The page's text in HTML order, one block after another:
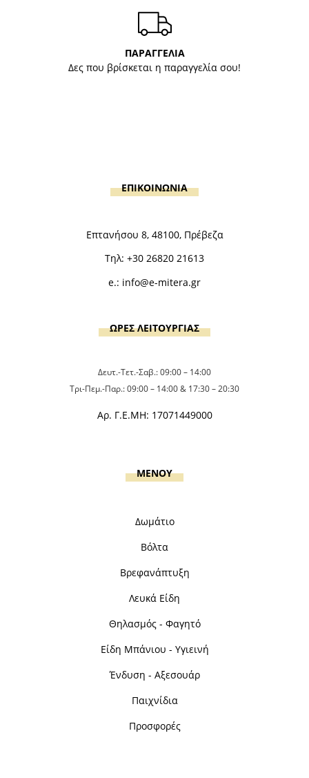
ΠΑΡΑΓΓΕΛΙΑ
Δες που βρίσκεται η παραγγελία σου!
ΕΠΙΚΟΙΝΩΝΙΑ
Επτανήσου 8, 48100, Πρέβεζα
Τηλ: +30 26820 21613
e.: info@e-mitera.gr
ΩΡΕΣ ΛΕΙΤΟΥΡΓΙΑΣ
Δευτ.-Τετ.-Σαβ.: 09:00 – 14:00
Τρι-Πεμ.-Παρ.: 09:00 – 14:00 & 17:30 – 20:30
Αρ. Γ.Ε.ΜΗ: 17071449000
MENOY
Δωμάτιο
Βόλτα
Βρεφανάπτυξη
Λευκά Είδη
Θηλασμός - Φαγητό
Είδη Μπάνιου - Υγιεινή
Ένδυση - Αξεσουάρ
Παιχνίδια
Προσφορές